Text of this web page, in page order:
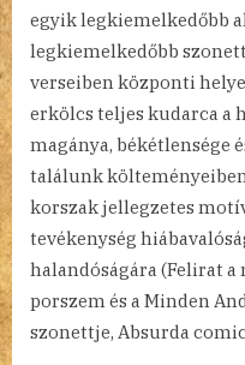
egyik legkiemelkedőbb
legkiemelkedőbb
verseiben központi
erkölcs teljes kudarca a
magánya, békétlensége
találunk
korszak jellegzetes
tevékenység
halandóságára (Felirat
porszem és a Minden
szonettje, Absurda